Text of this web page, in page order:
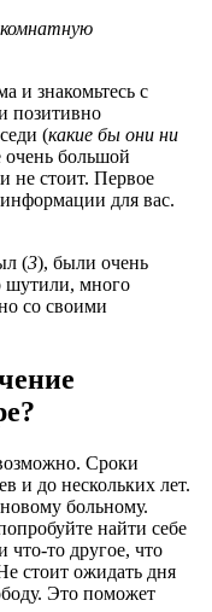
и знакомьтесь с
позитивно
(какие бы они ни
очень большой
не стоит. Первое
для вас.
(3), были очень
шутили, много
со своими
Сроки
и до нескольких лет.
больному.
найти себе
то другое, что
стоит ожидать дня
Это поможет